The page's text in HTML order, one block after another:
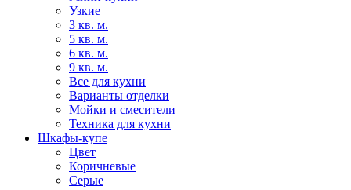
Узкие
3 кв. м.
5 кв. м.
6 кв. м.
9 кв. м.
Все для кухни
Варианты отделки
Мойки и смесители
Техника для кухни
Шкафы-купе
Цвет
Коричневые
Серые